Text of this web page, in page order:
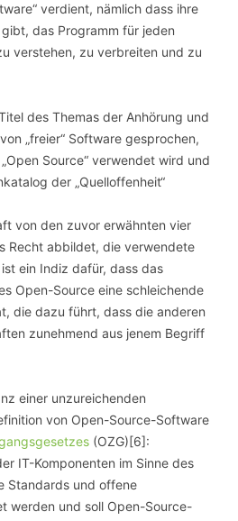
verdient, nämlich dass ihre
das Programm für jeden
verstehen, zu verbreiten und zu
des Themas der Anhörung und
„freier“ Software gesprochen,
Source“ verwendet wird und
der „Quelloffenheit“
von den zuvor erwähnten vier
Recht abbildet, die verwendete
ein Indiz dafür, dass das
Open-Source eine schleichende
die dazu führt, dass die anderen
zunehmend aus jenem Begriff
einer unzureichenden
von Open-Source-Software
(OZG)[6]:
IT-Komponenten im Sinne des
Standards und offene
werden und soll Open-Source-